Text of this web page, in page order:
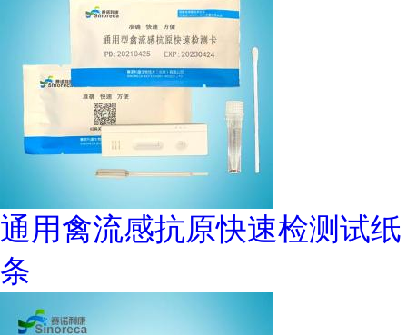
通用禽流感抗原快速检测试纸
条